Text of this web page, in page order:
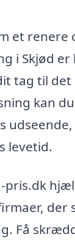
et renere
i Skjød
tag til det
kan
udseende,
levetid.
pris.dk
der
Få